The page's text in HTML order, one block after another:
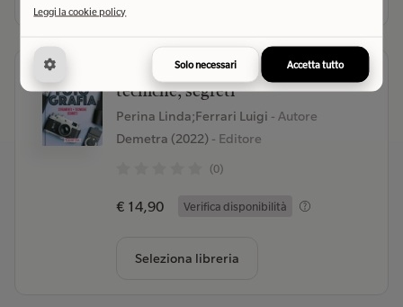
Corso di fotografia. Strumenti,
tecniche, segreti
Perina Linda;Ferrari Luigi - Autore
Demetra (2022)- Editore
(0)
€ 14,90 Verifica disponibilità
Seleziona libreria
Leggi la cookie policy
Solo necessari Accetta tutto